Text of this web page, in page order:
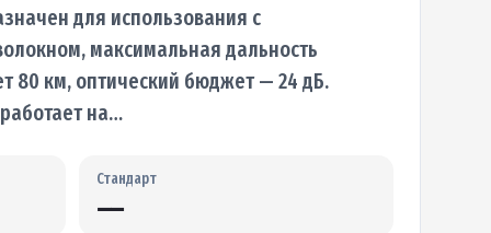
для использования с
максимальная дальность
80 км, оптический бюджет — 24 дБ.
на…
Стандарт
—